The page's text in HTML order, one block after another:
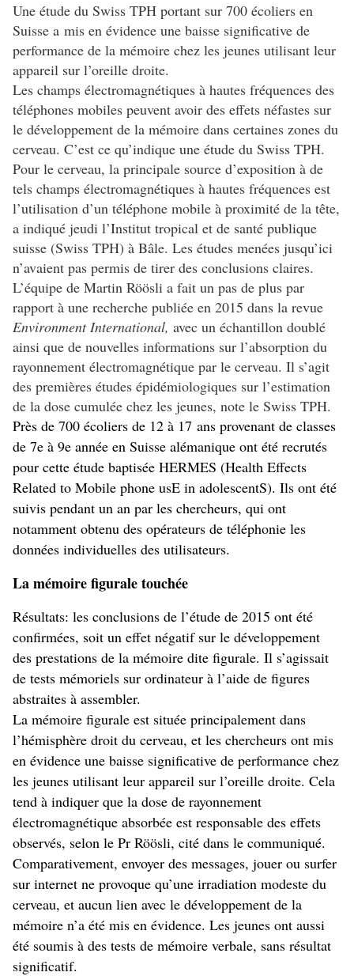
Une étude du Swiss TPH portant sur 700 écoliers en
Suisse a mis en évidence une baisse significative de
performance de la mémoire chez les jeunes utilisant leur
appareil sur l’oreille droite.
Les champs électromagnétiques à hautes fréquences des
téléphones mobiles peuvent avoir des effets néfastes sur
le développement de la mémoire dans certaines zones du
cerveau. C’est ce qu’indique une étude du Swiss TPH.
Pour le cerveau, la principale source d’exposition à de
tels champs électromagnétiques à hautes fréquences est
l’utilisation d’un téléphone mobile à proximité de la tête,
a indiqué jeudi l’Institut tropical et de santé publique
suisse (Swiss TPH) à Bâle. Les études menées jusqu’ici
n’avaient pas permis de tirer des conclusions claires.
L’équipe de Martin Röösli a fait un pas de plus par
rapport à une recherche publiée en 2015 dans la revue
Environment International, avec un échantillon doublé
ainsi que de nouvelles informations sur l’absorption du
rayonnement électromagnétique par le cerveau. Il s’agit
des premières études épidémiologiques sur l’estimation
de la dose cumulée chez les jeunes, note le Swiss TPH.
Près de 700 écoliers de 12 à 17 ans provenant de classes
de 7e à 9e année en Suisse alémanique ont été recrutés
pour cette étude baptisée HERMES (Health Effects
Related to Mobile phone usE in adolescentS). Ils ont été
suivis pendant un an par les chercheurs, qui ont
notamment obtenu des opérateurs de téléphonie les
données individuelles des utilisateurs.
La mémoire figurale touchée
Résultats: les conclusions de l’étude de 2015 ont été
confirmées, soit un effet négatif sur le développement
des prestations de la mémoire dite figurale. Il s’agissait
de tests mémoriels sur ordinateur à l’aide de figures
abstraites à assembler.
La mémoire figurale est située principalement dans
l’hémisphère droit du cerveau, et les chercheurs ont mis
en évidence une baisse significative de performance chez
les jeunes utilisant leur appareil sur l’oreille droite. Cela
tend à indiquer que la dose de rayonnement
électromagnétique absorbée est responsable des effets
observés, selon le Pr Röösli, cité dans le communiqué.
Comparativement, envoyer des messages, jouer ou surfer
sur internet ne provoque qu’une irradiation modeste du
cerveau, et aucun lien avec le développement de la
mémoire n’a été mis en évidence. Les jeunes ont aussi
été soumis à des tests de mémoire verbale, sans résultat
significatif.